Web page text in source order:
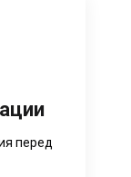
перед